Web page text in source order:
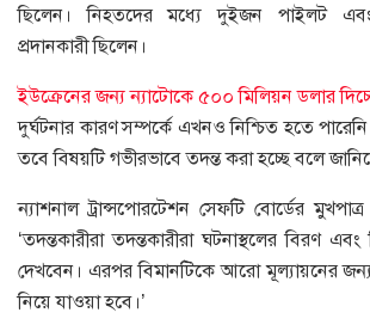
ছিলেন। নিহতদের মধ্যে দুইজন পাইলট এবং
প্রদানকারী ছিলেন।
ইউক্রেনের জন্য ন্যাটোকে ৫০০ মিলিয়ন ডলার
দুর্ঘটনার কারণ সম্পর্কে এখনও নিশ্চিত হতে
তবে বিষয়টি গভীরভাবে তদন্ত করা হচ্ছে বলে
ন্যাশনাল ট্রান্সপোরটেশন সেফটি বোর্ডের
‘তদন্তকারীরা তদন্তকারীরা ঘটনাস্থলের বিরণ
দেখবেন। এরপর বিমানটিকে আরো মূল্যায়নের জন্য
নিয়ে যাওয়া হবে।’